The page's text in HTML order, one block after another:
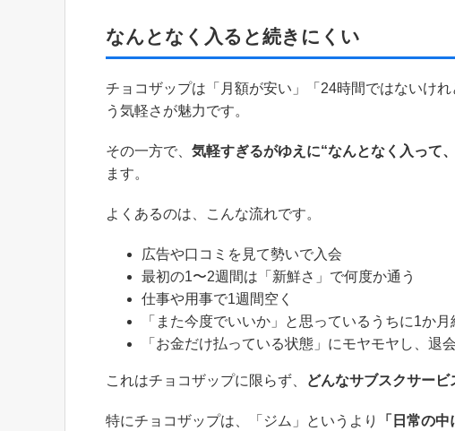
なんとなく入ると続きにくい
チョコザップは「月額が安い」「24時間ではないけ
う気軽さが魅力です。
その一方で、 気軽すぎるがゆえに“なんとなく入って
ます。
よくあるのは、こんな流れです。
広告や口コミを見て勢いで入会
最初の1〜2週間は「新鮮さ」で何度か通う
仕事や用事で1週間空く
「また今度でいいか」と思っているうちに1か月
「お金だけ払っている状態」にモヤモヤし、退
これはチョコザップに限らず、 どんなサブスクサー
特にチョコザップは、「ジム」というより 「日常の